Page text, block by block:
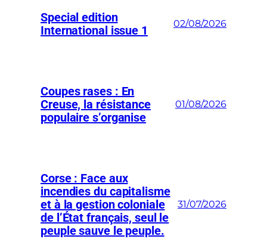
Special edition
International issue 1
02/08/2026
Coupes rases : En
Creuse, la résistance
populaire s’organise
01/08/2026
Corse : Face aux
incendies du capitalisme
et à la gestion coloniale
de l’État français, seul le
peuple sauve le peuple.
31/07/2026